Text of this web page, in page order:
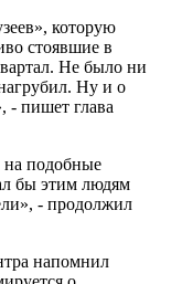
которую
стоявшие в
Не было ни
Ну и о
- пишет глава
на подобные
бы этим людям
- продолжил
напомнил